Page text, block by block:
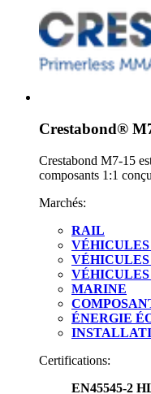
Crestabond®
Crestabond M7-15
composants 1:1
Marchés:
RAIL
MARINE
ÉNERGIE
Certifications:
EN45545-2